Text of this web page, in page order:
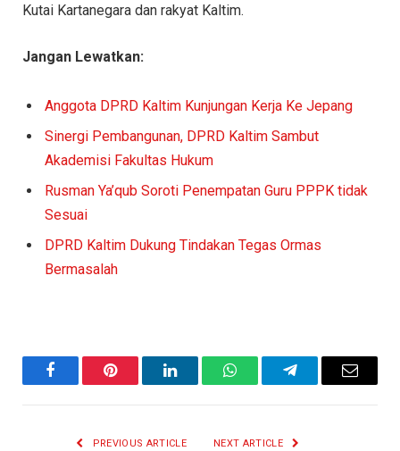
Kutai Kartanegara dan rakyat Kaltim.
Jangan Lewatkan:
Anggota DPRD Kaltim Kunjungan Kerja Ke Jepang
Sinergi Pembangunan, DPRD Kaltim Sambut
Akademisi Fakultas Hukum
Rusman Ya’qub Soroti Penempatan Guru PPPK tidak
Sesuai
DPRD Kaltim Dukung Tindakan Tegas Ormas
Bermasalah
FacebookPinterest LinkedInWhatsAppTelegramEmail
PREVIOUS ARTICLE NEXT ARTICLE